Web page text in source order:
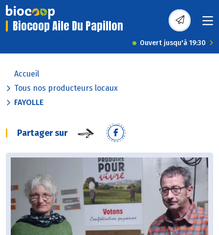
Biocoop Aile Du Papillon
Ouvert jusqu'à 19:30
Accueil
Tous nos producteurs locaux
FAYOLLE
Partager sur